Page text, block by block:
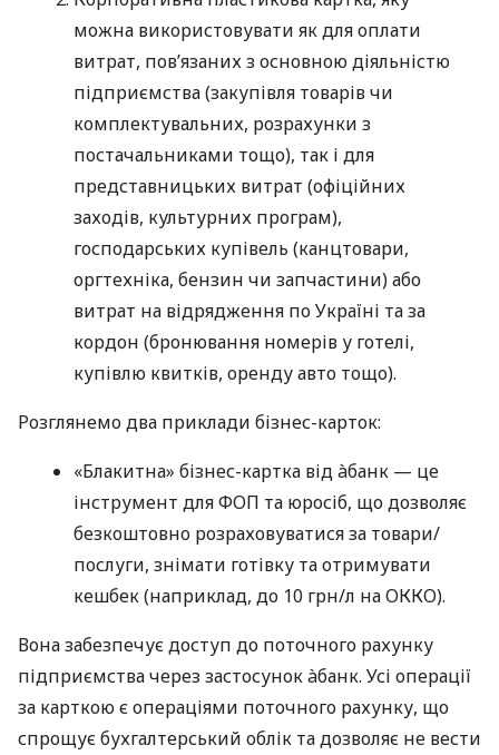
можна використовувати як для оплати
витрат, пов’язаних з основною діяльністю
підприємства (закупівля товарів чи
комплектувальних, розрахунки з
постачальниками тощо), так і для
представницьких витрат (офіційних
заходів, культурних програм),
господарських купівель (канцтовари,
оргтехніка, бензин чи запчастини) або
витрат на відрядження по Україні та за
кордон (бронювання номерів у готелі,
купівлю квитків, оренду авто тощо).
Розглянемо два приклади бізнес-карток:
«Блакитна» бізнес-картка від àбанк — це
інструмент для ФОП та юросіб, що дозволяє
безкоштовно розраховуватися за товари/
послуги, знімати готівку та отримувати
кешбек (наприклад, до 10 грн/л на ОККО).
Вона забезпечує доступ до поточного рахунку
підприємства через застосунок àбанк. Усі операції
за карткою є операціями поточного рахунку, що
спрощує бухгалтерський облік та дозволяє не вести